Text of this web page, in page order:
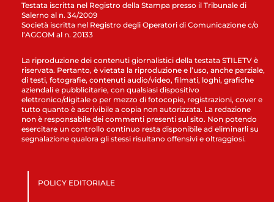
Testata iscritta nel Registro della Stampa presso il Tribunale di
Salerno al n. 34/2009
Società iscritta nel Registro degli Operatori di Comunicazione c/o
l’AGCOM al n. 20133
La riproduzione dei contenuti giornalistici della testata STILETV è
riservata. Pertanto, è vietata la riproduzione e l’uso, anche parziale,
di testi, fotografie, contenuti audio/video, filmati, loghi, grafiche
aziendali e pubblicitarie, con qualsiasi dispositivo
elettronico/digitale o per mezzo di fotocopie, registrazioni, cover e
tutto quanto è ascrivibile a copia non autorizzata. La redazione
non è responsabile dei commenti presenti sul sito. Non potendo
esercitare un controllo continuo resta disponibile ad eliminarli su
segnalazione qualora gli stessi risultano offensivi e oltraggiosi.
POLICY EDITORIALE